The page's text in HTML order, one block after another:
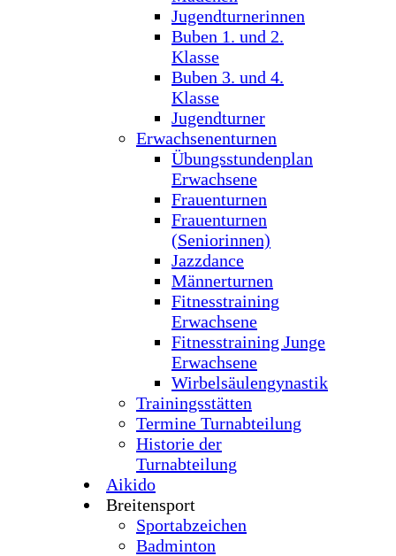
Jugendturnerinnen
Buben 1. und 2.
Klasse
Buben 3. und 4.
Klasse
Jugendturner
Erwachsenenturnen
Übungsstundenplan
Erwachsene
Frauenturnen
Frauenturnen
(Seniorinnen)
Jazzdance
Männerturnen
Fitnesstraining
Erwachsene
Fitnesstraining Junge
Erwachsene
Wirbelsäulengynastik
Trainingsstätten
Termine Turnabteilung
Historie der
Turnabteilung
Aikido
Breitensport
Sportabzeichen
Badminton